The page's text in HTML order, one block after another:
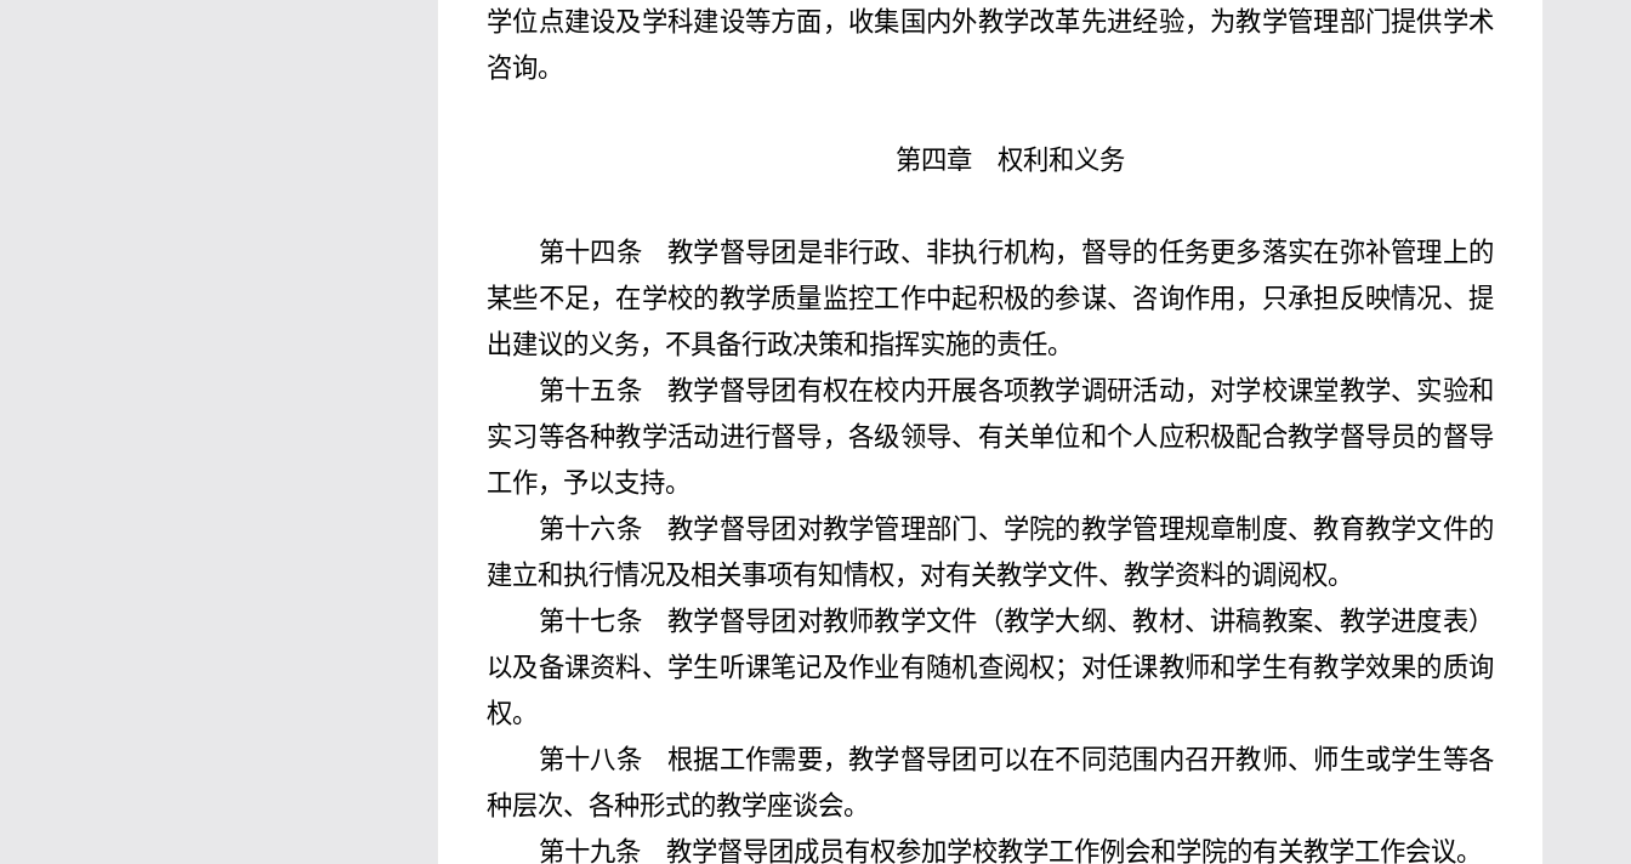
学位点建设及学科建设等方面，收集国内外教学改革先进经验，为教学管理部门提供学术
咨询。
第四章 权利和义务
第十四条教学督导团是非行政、非执行机构，督导的任务更多落实在弥补管理上的
某些不足，在学校的教学质量监控工作中起积极的参谋、咨询作用，只承担反映情况、提
出建议的义务，不具备行政决策和指挥实施的责任。
第十五条教学督导团有权在校内开展各项教学调研活动，对学校课堂教学、实验和
实习等各种教学活动进行督导，各级领导、有关单位和个人应积极配合教学督导员的督导
工作，予以支持。
第十六条教学督导团对教学管理部门、学院的教学管理规章制度、教育教学文件的
建立和执行情况及相关事项有知情权，对有关教学文件、教学资料的调阅权。
第十七条教学督导团对教师教学文件（教学大纲、教材、讲稿教案、教学进度表）
以及备课资料、学生听课笔记及作业有随机查阅权；对任课教师和学生有教学效果的质询
权。
第十八条根据工作需要，教学督导团可以在不同范围内召开教师、师生或学生等各
种层次、各种形式的教学座谈会。
第十九条教学督导团成员有权参加学校教学工作例会和学院的有关教学工作会议。